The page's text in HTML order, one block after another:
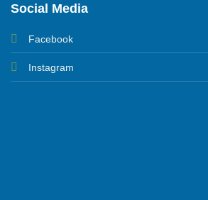
Social Media
Facebook
Instagram